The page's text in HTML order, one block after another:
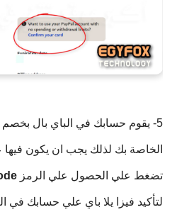
5- يقوم حسابك في الباي بال بخصم حوالي
الخاصة بك لذلك يجب ان يكون فيها
تضغط علي الحصول علي الرمز
لتأكيد فيزا يلا باي علي حسابك في